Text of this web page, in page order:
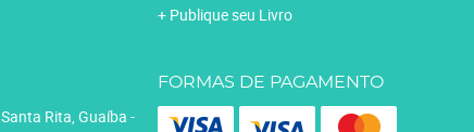
Publique seu Livro
Santa Rita, Guaíba -
FORMAS DE PAGAMENTO